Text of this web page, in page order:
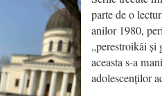
parte de o
anilor 1980,
„perestroikăi și
aceasta s-a
adolescenților